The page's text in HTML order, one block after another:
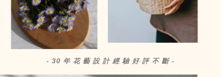
- 30 年 花 藝 設 計 經 驗 好 評 不 斷 -